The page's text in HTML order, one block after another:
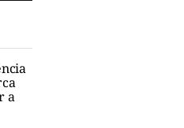
a